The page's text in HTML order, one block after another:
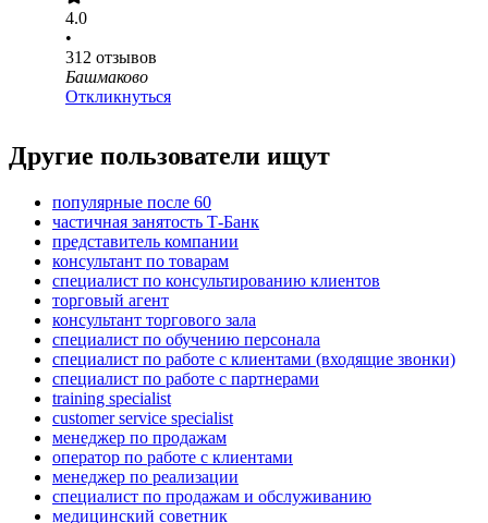
4.0
•
312 отзывов
Башмаково
Откликнуться
Другие пользователи ищут
популярные после 60
частичная занятость Т-Банк
представитель компании
консультант по товарам
специалист по консультированию клиентов
торговый агент
консультант торгового зала
специалист по обучению персонала
специалист по работе с клиентами (входящие звонки)
специалист по работе с партнерами
training specialist
customer service specialist
менеджер по продажам
оператор по работе с клиентами
менеджер по реализации
специалист по продажам и обслуживанию
медицинский советник